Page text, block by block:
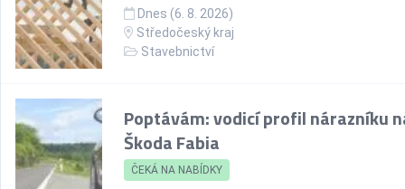
Dnes (6. 8. 2026)
Středočeský kraj
Stavebnictví
Poptávám: vodicí profil nárazníku
Škoda Fabia
ČEKÁ NA NABÍDKY